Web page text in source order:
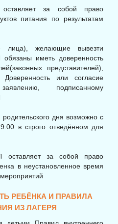
за собой право
питания по результатам
лица), желающие вывезти
иметь доверенность
представителей),
или согласие
подписанному
дня возможно с
в строго отведённом для
оставляет за собой право
в неустановленное время
РЕБЁНКА И ПРАВИЛА
ИЗ ЛАГЕРЯ